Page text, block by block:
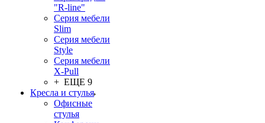
"R-line"
Серия мебели
Slim
Серия мебели
Style
Серия мебели
X-Pull
+ ЕЩЕ 9
Кресла и стулья
Офисные
стулья